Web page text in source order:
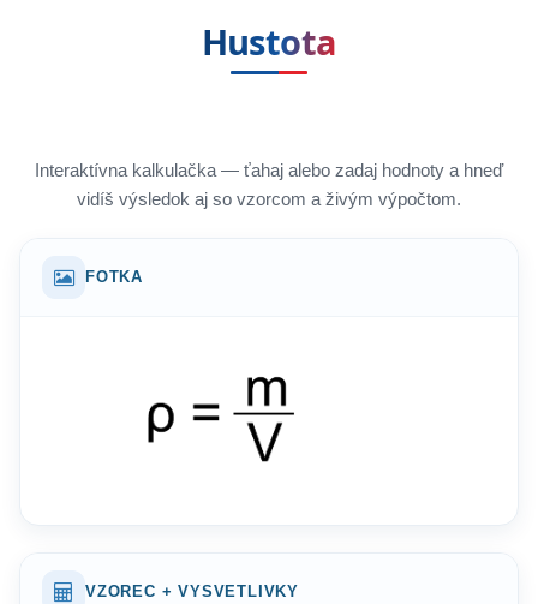
Hustota
Interaktívna kalkulačka — ťahaj alebo zadaj hodnoty a hneď
vidíš výsledok aj so vzorcom a živým výpočtom.
FOTKA
VZOREC + VYSVETLIVKY